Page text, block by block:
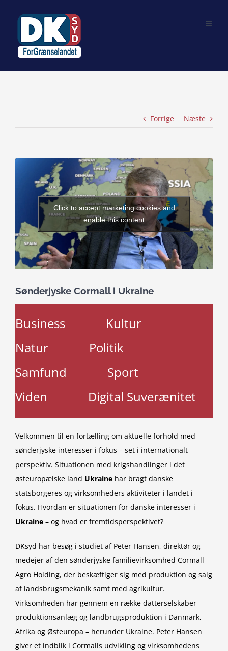
Forrige Næste
Larger
Click to accept marketing cookies and
enable this content
Sønderjyske Cormall i Ukraine
Business
Kultur
Natur
Politik
Samfund
Sport
Viden
Digital Suverænitet
Velkommen til en fortælling om aktuelle forhold med
sønderjyske interesser i fokus – set i internationalt
perspektiv. Situationen med krigshandlinger i det
østeuropæiske land Ukraine har bragt danske
statsborgeres og virksomheders aktiviteter i landet i
fokus. Hvordan er situationen for danske interesser i
Ukraine – og hvad er fremtidsperspektivet?
DKsyd har besøg i studiet af Peter Hansen, direktør og
medejer af den sønderjyske familievirksomhed Cormall
Agro Holding, der beskæftiger sig med produktion og salg
af landsbrugsmekanik samt med agrikultur.
Virksomheden har gennem en række datterselskaber
produktionsanlæg og landbrugsproduktion i Danmark,
Afrika og Østeuropa – herunder Ukraine. Peter Hansen
giver et indblik i Cormalls udvikling og virksomhedens